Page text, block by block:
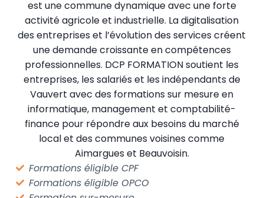
est une commune dynamique avec une forte
activité agricole et industrielle. La digitalisation
des entreprises et l’évolution des services créent
une demande croissante en compétences
professionnelles. DCP FORMATION soutient les
entreprises, les salariés et les indépendants de
Vauvert avec des formations sur mesure en
informatique, management et comptabilité-
finance pour répondre aux besoins du marché
local et des communes voisines comme
Aimargues et Beauvoisin.
Formations éligible CPF
Formations éligible OPCO